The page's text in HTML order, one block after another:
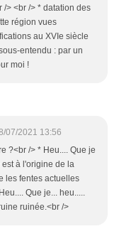
> <br /> * datation des
région vues
au XVIe siècle
entendu : par un
moi !
07/2021 13:56
?<br /> * Heu.... Que je
à l'origine de la
les fentes actuelles
Que je... heu.....
ruinée.<br />